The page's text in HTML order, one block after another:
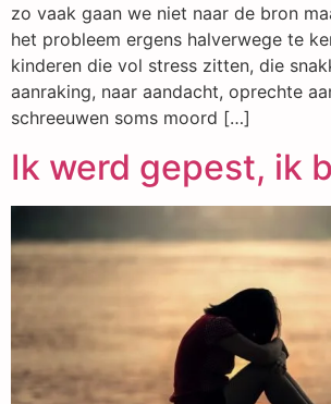
zo vaak gaan we niet naar de bron
het probleem ergens halverwege te
kinderen die vol stress zitten, die
aanraking, naar aandacht, oprechte
schreeuwen soms moord […]
Ik werd gepest, ik